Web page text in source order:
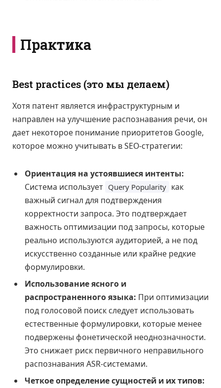
Практика
Best practices (это мы делаем)
Хотя патент является инфраструктурным и
направлен на улучшение распознавания речи, он
дает некоторое понимание приоритетов Google,
которое можно учитывать в SEO-стратегии:
Ориентация на устоявшиеся интенты:
Система использует Query Popularity как
важный сигнал для подтверждения
корректности запроса. Это подтверждает
важность оптимизации под запросы, которые
реально используются аудиторией, а не под
искусственно созданные или крайне редкие
формулировки.
Использование ясного и
распространенного языка: При оптимизации
под голосовой поиск следует использовать
естественные формулировки, которые менее
подвержены фонетической неоднозначности.
Это снижает риск первичного неправильного
распознавания ASR-системами.
Четкое определение сущностей и их типов: